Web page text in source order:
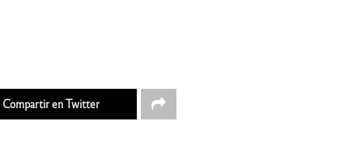
Compartir en Twitter